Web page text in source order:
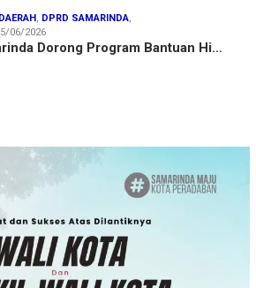
DAERAH , DPRD SAMARINDA,
06/2026
Dorong Program Bantuan Hi…